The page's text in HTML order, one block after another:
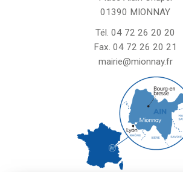
01390 MIONNAY
Tél. 04 72 26 20 20
Fax. 04 72 26 20 21
mairie@mionnay.fr